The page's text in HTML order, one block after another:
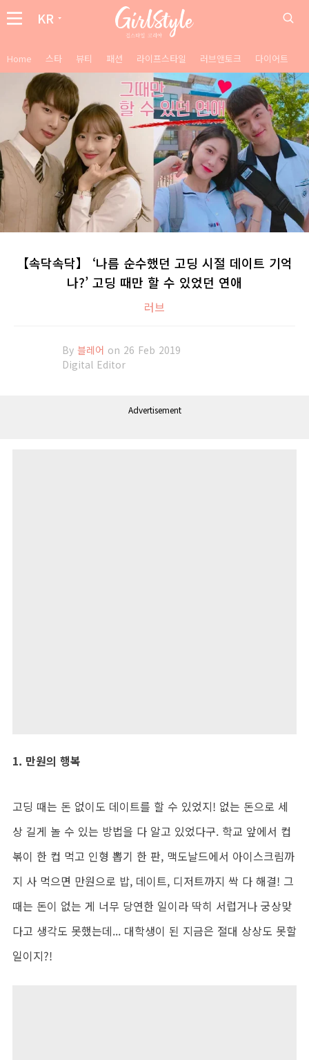
KR
Home 스타 뷰티 패션 라이프스타일 러브앤토크 다이어트
【속닥속닥】 ‘나름 순수했던 고딩 시절 데이트 기억
나?’ 고딩 때만 할 수 있었던 연애
러브
By 블레어 on 26 Feb 2019
Digital Editor
Advertisement
1. 만원의 행복
고딩 때는 돈 없이도 데이트를 할 수 있었지! 없는 돈으로 세
상 길게 놀 수 있는 방법을 다 알고 있었다구. 학교 앞에서 컵
볶이 한 컵 먹고 인형 뽑기 한 판, 맥도날드에서 아이스크림까
지 사 먹으면 만원으로 밥, 데이트, 디저트까지 싹 다 해결! 그
때는 돈이 없는 게 너무 당연한 일이라 딱히 서럽거나 궁상맞
다고 생각도 못했는데... 대학생이 된 지금은 절대 상상도 못할
일이지?!